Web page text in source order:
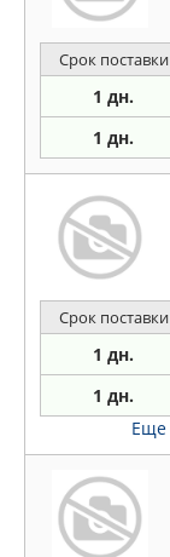
Срок поставки
1 дн.
1 дн.
Срок поставки
1 дн.
1 дн.
Еще